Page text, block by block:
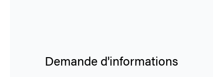
Demande d'informations